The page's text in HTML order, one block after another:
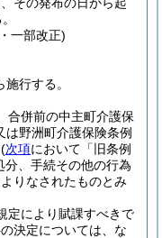
一部改正)
行する。
合併前の中主町介護保
は野洲町介護保険条例
(次項において「旧条例
分、手続その他の行為
りなされたものとみ
定により賦課すべきで
決定については、な